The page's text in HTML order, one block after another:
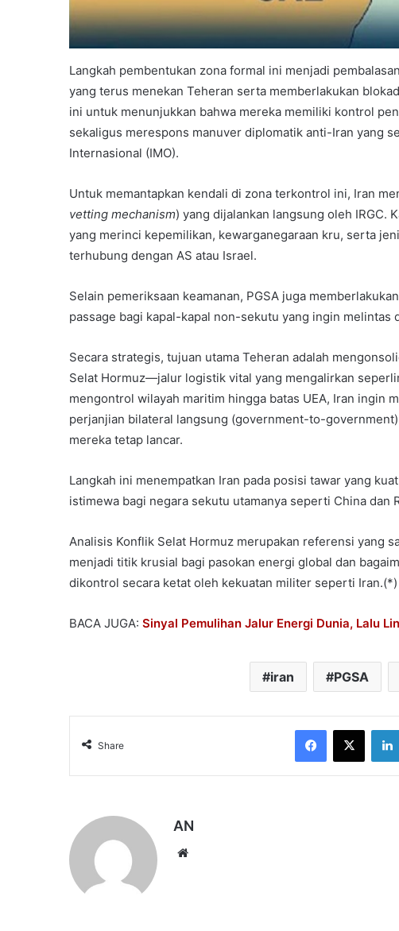
Langkah pembentukan zona formal ini menjadi
yang terus menekan Teheran serta memberlakukan
ini untuk menunjukkan bahwa mereka memiliki kontrol
sekaligus merespons manuver diplomatik anti-Iran yang
Internasional (IMO).
Untuk memantapkan kendali di zona terkontrol ini, Iran
vetting mechanism) yang dijalankan langsung oleh IRGC.
yang merinci kepemilikan, kewarganegaraan kru, serta
terhubung dengan AS atau Israel.
Selain pemeriksaan keamanan, PGSA juga
passage bagi kapal-kapal non-sekutu yang ingin melintas
Secara strategis, tujuan utama Teheran adalah
Selat Hormuz—jalur logistik vital yang mengalirkan
mengontrol wilayah maritim hingga batas UEA, Iran ingin
perjanjian bilateral langsung (government-to-
mereka tetap lancar.
Langkah ini menempatkan Iran pada posisi tawar yang
istimewa bagi negara sekutu utamanya seperti China dan
Analisis Konflik Selat Hormuz merupakan referensi yang
menjadi titik krusial bagi pasokan energi global dan
dikontrol secara ketat oleh kekuatan militer seperti Iran.(*)
BACA JUGA: Sinyal Pemulihan Jalur Energi Dunia, Lalu
iran PGSA
Share
Facebook
X
AN